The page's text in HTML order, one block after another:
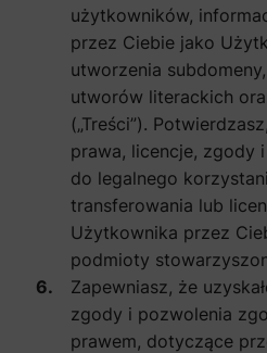
użytkowników,
przez Ciebie jako
utworzenia
utworów literackich
(„Treści”).
prawa, licencje, zgody
do legalnego
transferowania lub
Użytkownika przez
podmioty
Zapewniasz, że
zgody i pozwolenia
prawem, dotyczące